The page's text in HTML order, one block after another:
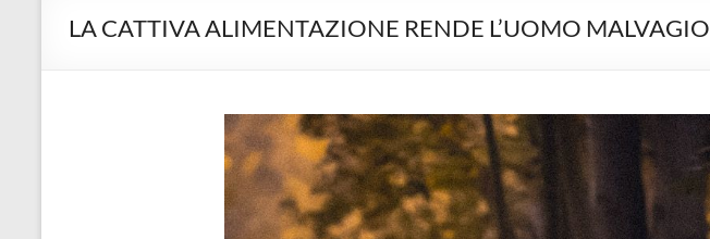
LA CATTIVA ALIMENTAZIONE RENDE L’UOMO MALVAGIO